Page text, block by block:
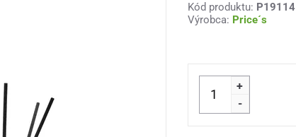
Kód produktu: P19114
Výrobca: Price´s
+
-